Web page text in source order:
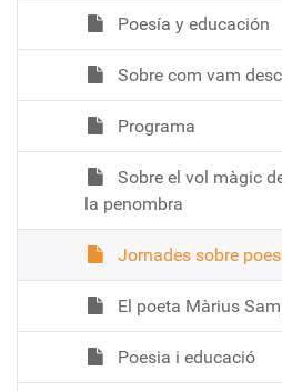
Poesía y educación
Sobre com vam
Programa
Sobre el vol màgic
la penombra
Jornades sobre
El poeta Màrius
Poesia i educació